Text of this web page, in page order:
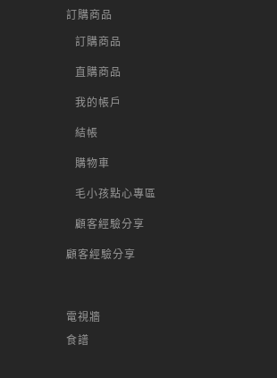
訂購商品
訂購商品
直購商品
我的帳戶
結帳
購物車
毛小孩點心專區
顧客經驗分享
顧客經驗分享
電視牆
食譜